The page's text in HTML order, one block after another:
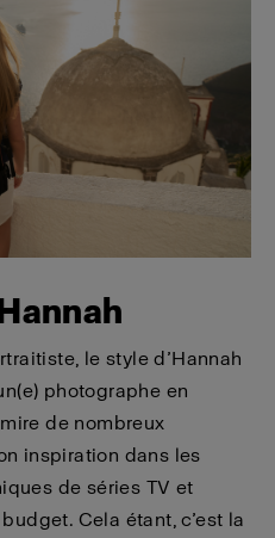
le style d’Hannah
photographe en
de nombreux
inspiration dans les
de séries TV et
Cela étant, c’est la